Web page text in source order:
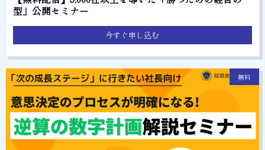
型」公開セミナー
今すぐ申し込む
無料